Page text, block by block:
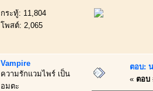
กระทู้: 11,804
โพสต์: 2,065
Vampire
ความรักแวมไพร์ เป็น
อมตะ
ตอบ:
« ตอบ